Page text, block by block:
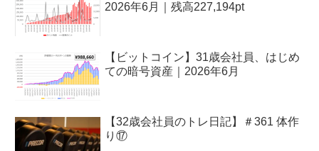
2026年6月｜残高227,194pt
【ビットコイン】31歳会社員、はじめ
ての暗号資産｜2026年6月
【32歳会社員のトレ日記】＃361 体作
り⑰